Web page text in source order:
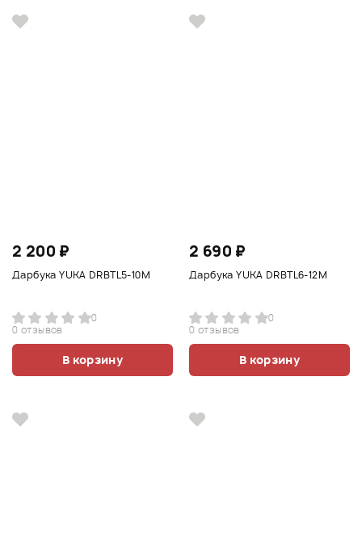
2 200 ₽
Дарбука YUKA DRBTL5-10M
0
0 отзывов
В корзину
2 690 ₽
Дарбука YUKA DRBTL6-12M
0
0 отзывов
В корзину